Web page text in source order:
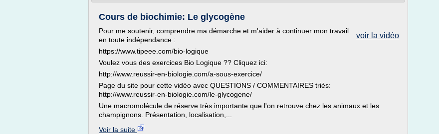
Cours de biochimie: Le glycogène
voir la vidéo
Pour me soutenir, comprendre ma démarche et m'aider à continuer mon travail
en toute indépendance :
https://www.tipeee.com/bio-logique
Voulez vous des exercices Bio Logique ?? Cliquez ici:
http://www.reussir-en-biologie.com/a-sous-exercice/
Page du site pour cette vidéo avec QUESTIONS / COMMENTAIRES triés:
http://www.reussir-en-biologie.com/le-glycogene/
Une macromolécule de réserve très importante que l'on retrouve chez les animaux et les
champignons. Présentation, localisation,...
Voir la suite